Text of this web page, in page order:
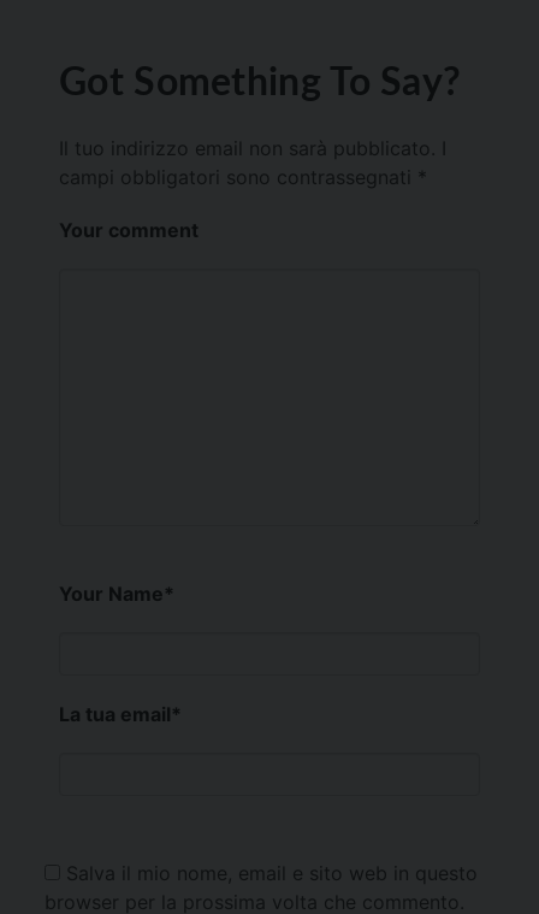
Got Something To Say?
Il tuo indirizzo email non sarà pubblicato.
campi obbligatori sono contrassegnati *
Your comment
Your Name*
La tua email*
Salva il mio nome, email e sito web in questo
browser per la prossima volta che commento.